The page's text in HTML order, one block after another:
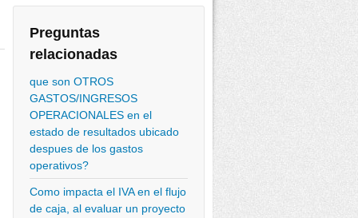
Preguntas
relacionadas
que son OTROS
GASTOS/INGRESOS
OPERACIONALES en el
estado de resultados ubicado
despues de los gastos
operativos?
Como impacta el IVA en el flujo
de caja, al evaluar un proyecto